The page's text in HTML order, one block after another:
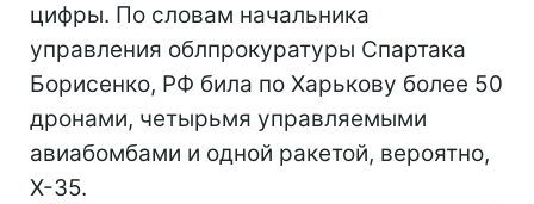
цифры. По словам начальника
управления облпрокуратуры Спартака
Борисенко, РФ била по Харькову более 50
дронами, четырьмя управляемыми
авиабомбами и одной ракетой, вероятно,
Х-35.